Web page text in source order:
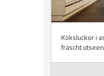
Köksluckor i
fräscht